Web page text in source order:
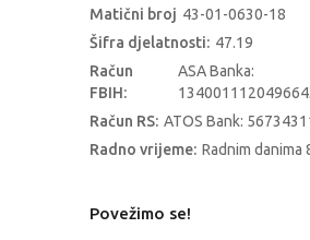
Matični broj 43-01-0630-18
Šifra djelatnosti: 47.19
Račun
FBIH:
ASA Banka:
Račun RS: ATOS Bank:
Radno vrijeme: Radnim danima
Povežimo se!